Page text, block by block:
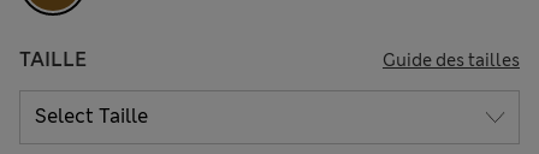
TAILLE Guide des tailles